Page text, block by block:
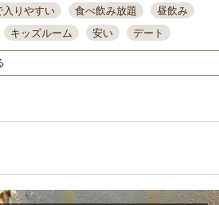
入りやすい 食べ飲み放題
昼飲み
キッズルーム 安い
デート
数
え 座敷席 記念日 泡盛
喫煙可
観光客に人気 大部屋30名
カウンター
クリスマス 和食
クーポン